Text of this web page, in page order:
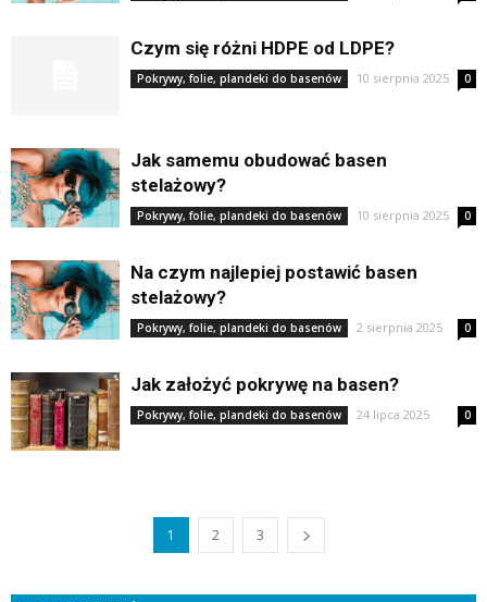
Czym się różni HDPE od LDPE?
Pokrywy, folie, plandeki do basenów 10 sierpnia 2025 0
Jak samemu obudować basen
stelażowy?
Pokrywy, folie, plandeki do basenów 10 sierpnia 2025 0
Na czym najlepiej postawić basen
stelażowy?
Pokrywy, folie, plandeki do basenów 2 sierpnia 2025 0
Jak założyć pokrywę na basen?
Pokrywy, folie, plandeki do basenów 24 lipca 2025 0
1 2 3